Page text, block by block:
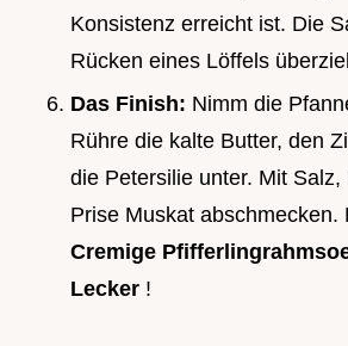
Konsistenz erreicht ist. Die
Rücken eines Löffels
Das Finish: Nimm die
Rühre die kalte Butter, den
die Petersilie unter. Mit
Prise Muskat abschmecken.
Cremige
Lecker !